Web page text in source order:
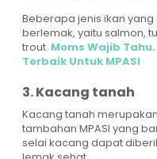
Beberapa jenis ikan
berlemak, yaitu salmon,
trout. Moms Wajib
Terbaik Untuk MPASI
3. Kacang tanah
Kacang tanah
tambahan MPASI yang
selai kacang dapat